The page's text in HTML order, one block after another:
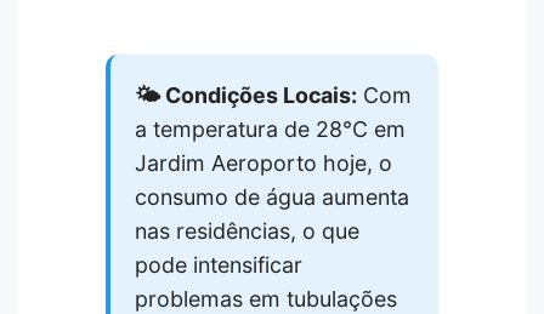
🌤️ Condições Locais: Com
a temperatura de 28°C em
Jardim Aeroporto hoje, o
consumo de água aumenta
nas residências, o que
pode intensificar
problemas em tubulações